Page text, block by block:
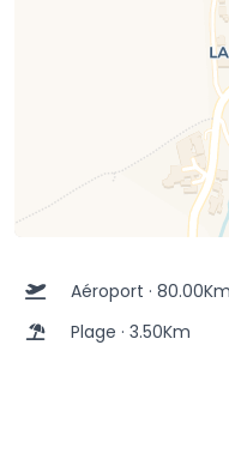
Aéroport · 80.00Km
Plage · 3.50Km